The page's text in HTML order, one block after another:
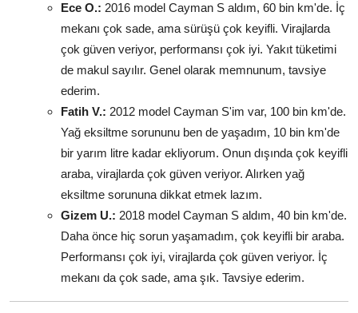
Ece O.: 2016 model Cayman S aldım, 60 bin km'de. İç
mekanı çok sade, ama sürüşü çok keyifli. Virajlarda
çok güven veriyor, performansı çok iyi. Yakıt tüketimi
de makul sayılır. Genel olarak memnunum, tavsiye
ederim.
Fatih V.: 2012 model Cayman S'im var, 100 bin km'de.
Yağ eksiltme sorununu ben de yaşadım, 10 bin km'de
bir yarım litre kadar ekliyorum. Onun dışında çok keyifli
araba, virajlarda çok güven veriyor. Alırken yağ
eksiltme sorununa dikkat etmek lazım.
Gizem U.: 2018 model Cayman S aldım, 40 bin km'de.
Daha önce hiç sorun yaşamadım, çok keyifli bir araba.
Performansı çok iyi, virajlarda çok güven veriyor. İç
mekanı da çok sade, ama şık. Tavsiye ederim.